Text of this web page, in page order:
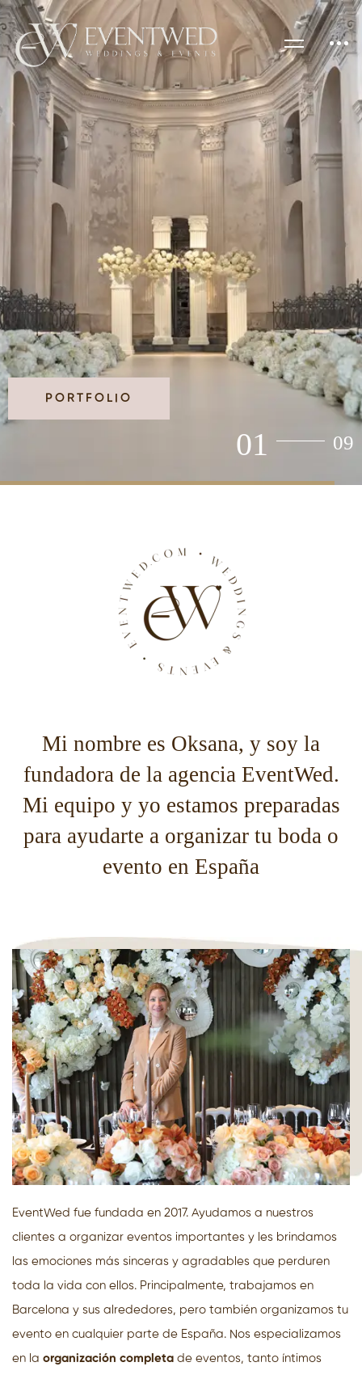
02 09
PORTFOLIO
Mi nombre es Oksana, y soy la
fundadora de la agencia EventWed.
Mi equipo y yo estamos preparadas
para ayudarte a organizar tu boda o
evento en España
EventWed fue fundada en 2017. Ayudamos a nuestros
clientes a organizar eventos importantes y les brindamos
las emociones más sinceras y agradables que perduren
toda la vida con ellos. Principalmente, trabajamos en
Barcelona y sus alrededores, pero también organizamos tu
evento en cualquier parte de España. Nos especializamos
en la organización completa de eventos, tanto íntimos